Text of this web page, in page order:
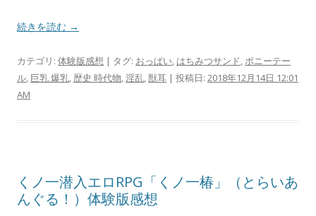
続きを読む →
カテゴリ: 体験版感想 | タグ: おっぱい はちみつサンド ポニーテー
ル 巨乳 爆乳 歴史 時代物 淫乱 獣耳 | 投稿日: 2018年12月14日 12:01
AM
くノ一潜入エロRPG「くノ一椿」（とらいあ
んぐる！）体験版感想